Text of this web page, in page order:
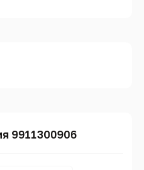
9911300906